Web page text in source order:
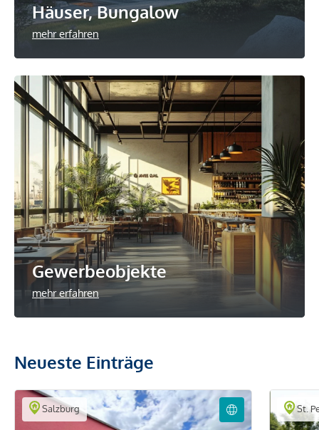
Häuser, Bungalow
mehr erfahren
Gewerbeobjekte
mehr erfahren
Neueste Einträge
Salzburg St.